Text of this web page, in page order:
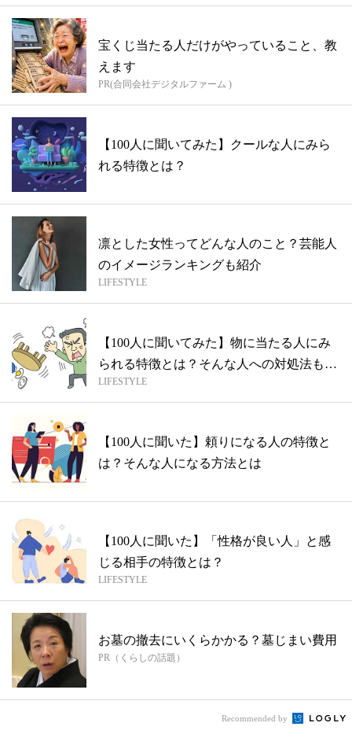
宝くじ当たる人だけがやっていること、教
えます
PR(合同会社デジタルファーム )
【100人に聞いてみた】クールな人にみら
れる特徴とは？
凛とした女性ってどんな人のこと？芸能人
のイメージランキングも紹介
LIFESTYLE
【100人に聞いてみた】物に当たる人にみ
られる特徴とは？そんな人への対処法もご
紹...
LIFESTYLE
【100人に聞いた】頼りになる人の特徴と
は？そんな人になる方法とは
【100人に聞いた】「性格が良い人」と感
じる相手の特徴とは？
LIFESTYLE
お墓の撤去にいくらかかる？墓じまい費用
PR（くらしの話題）
Recommended by